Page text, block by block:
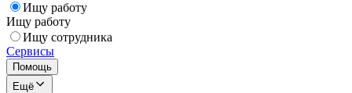
Ищу работу
Ищу работу
Ищу сотрудника
Сервисы
Помощь
Ещё